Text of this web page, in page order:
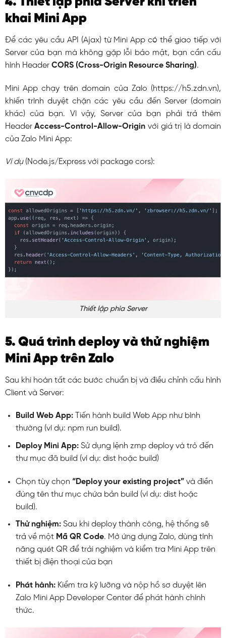
khai Mini App
Để các yêu cầu API (Ajax) từ Mini App có thể giao tiếp với
Server của bạn mà không gặp lỗi bảo mật, bạn cần cấu
hình Header CORS (Cross-Origin Resource Sharing).
Mini App chạy trên domain của Zalo (https://h5.zdn.vn),
khiến trình duyệt chặn các yêu cầu đến Server (domain
khác) của bạn. Vì vậy, Server của bạn phải trả thêm
HeaderAccess-Control-Allow-Origin với giá trị là domain
của Zalo Mini App:
Ví dụ (Node.js/Express với package cors):
Thiết lập phía Server
5. Quá trình deploy và thử nghiệm
Mini App trên Zalo
Sau khi hoàn tất các bước chuẩn bị và điều chỉnh cấu hình
Client và Server:
Build Web App:Tiến hành build Web App như bình
thường (ví dụ: npm run build).
Deploy Mini App:Sử dụng lệnh zmp deployvà trỏ đến
thư mục đã build (ví dụ: disthoặc build)
Chọn tùy chọn “Deploy your existing project”và điền
đúng tên thư mục chứa bản build (ví dụ: disthoặc
build).
Thử nghiệm:Sau khi deploy thành công, hệ thống sẽ
trả về một Mã QR Code. Mở ứng dụng Zalo, dùng tính
năng quét QR để trải nghiệm và kiểm tra Mini App trên
thiết bị điện thoại của bạn
Phát hành: Kiểm tra kỹ lưỡng và nộp hồ sơ duyệt lên
Zalo Mini App Developer Center để phát hành chính
thức.